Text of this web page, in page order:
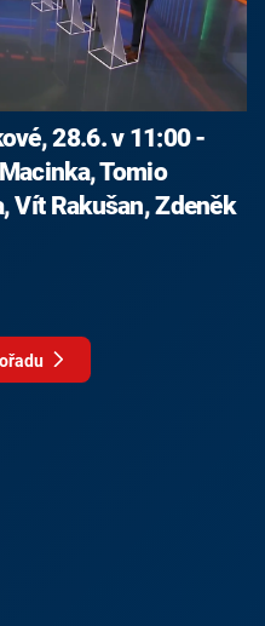
28.6. v 11:00 -
Tomio
Vít Rakušan, Zdeněk